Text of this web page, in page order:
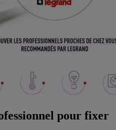
pour fixer